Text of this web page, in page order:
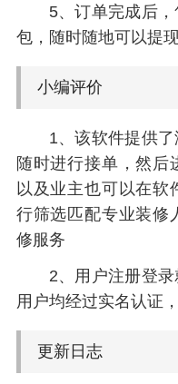
5、订单完成后
包，随时随地可以提
小编评价
1、该软件提供
随时进行接单，然后
以及业主也可以在软
行筛选匹配专业装修
修服务
2、用户注册登
用户均经过实名认证
更新日志